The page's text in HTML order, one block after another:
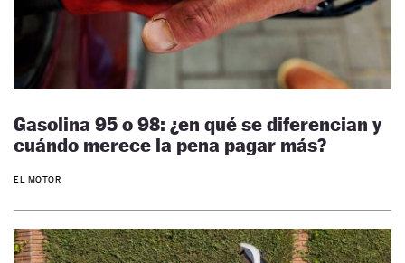
Gasolina 95 o 98: ¿en qué se diferencian y
cuándo merece la pena pagar más?
EL MOTOR